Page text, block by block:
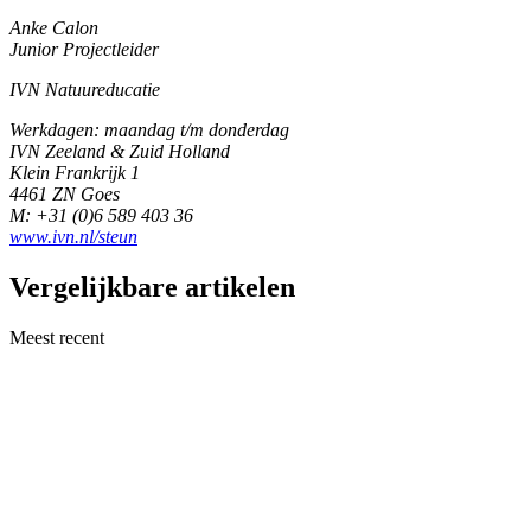
Anke Calon
Junior Projectleider
IVN Natuureducatie
Werkdagen: maandag t/m donderdag
IVN Zeeland & Zuid Holland
Klein Frankrijk 1
4461 ZN Goes
M: +31 (0)6 589 403 36
www.ivn.nl/steun
Vergelijkbare artikelen
Meest recent